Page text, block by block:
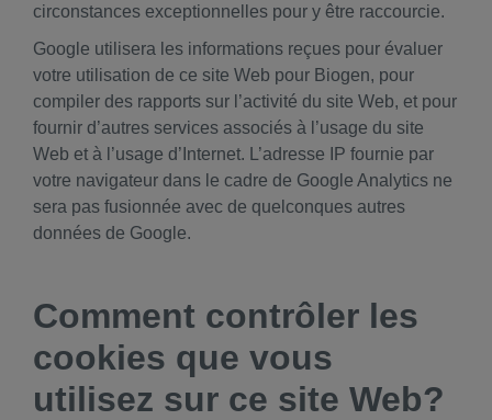
circonstances exceptionnelles pour y être raccourcie.
Google utilisera les informations reçues pour évaluer
votre utilisation de ce site Web pour Biogen, pour
compiler des rapports sur l’activité du site Web, et pour
fournir d’autres services associés à l’usage du site
Web et à l’usage d’Internet. L’adresse IP fournie par
votre navigateur dans le cadre de Google Analytics ne
sera pas fusionnée avec de quelconques autres
données de Google.
Comment contrôler les
cookies que vous
utilisez sur ce site Web?